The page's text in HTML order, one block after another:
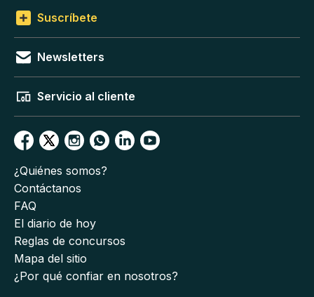
Suscríbete
Newsletters
Servicio al cliente
¿Quiénes somos?
Contáctanos
FAQ
El diario de hoy
Reglas de concursos
Mapa del sitio
¿Por qué confiar en nosotros?